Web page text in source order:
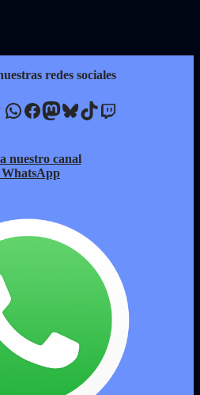
redes sociales
WhatsApp Facebook Mastodon Bluesky TikTok Twitch
nuestro canal
WhatsApp